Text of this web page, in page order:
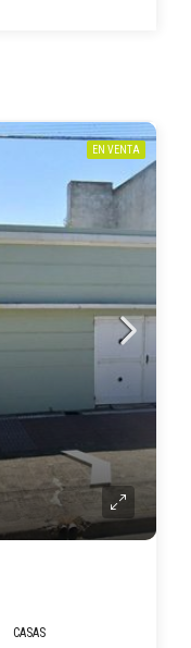
EN VENTA
CASAS